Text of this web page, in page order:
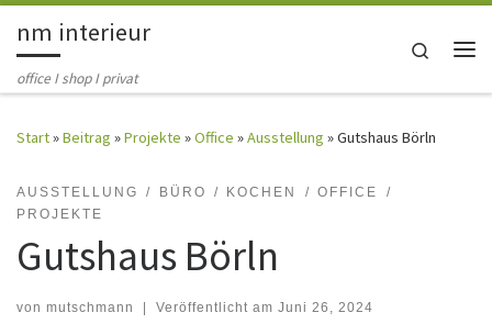
Zum Inhalt springen
nm interieur
office I shop I privat
Search
Start»Beitrag »Projekte »Office »Ausstellung »Gutshaus Börln
AUSSTELLUNG BÜRO KOCHEN
OFFICE
PROJEKTE
Gutshaus Börln
von mutschmann Veröffentlicht am Juni 26, 2024